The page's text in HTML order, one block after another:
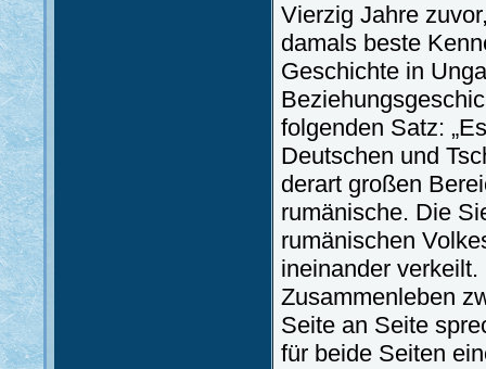
Vierzig Jahre
damals beste
Geschichte in
folgenden Satz:
Deutschen und
derart großen
rumänische. Die
rumänischen
ineinander
Zusammenleben
Seite an Seite
für beide Seiten